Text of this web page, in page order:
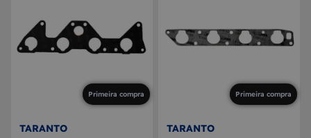
Primeira compra
TARANTO
Primeira compra
TARANTO